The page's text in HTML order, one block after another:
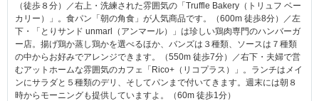
（徒歩８分）／右上・洗練された雰囲気の「Truffle Bakery（トリュフ ベー
カリー）」。食パン「朝の角食」が人気商品です。（600m 徒歩8分）／左
下・「とりサンド unmarl（アンマール）」は珍しい鶏肉専門のハンバーガ
ー店。揚げ鶏か蒸し鶏かを選べるほか、バンズは３種類、ソースは７種類
の中からお好みでアレンジできます。（550m 徒歩7分）／右下・夫婦で営
むアットホームな雰囲気のカフェ「Rico+（リコプラス）」。ランチはメイ
ンにサラダと５種類のデリ、そしてパンまで付いてきます。週末には朝８
時からモーニングも提供していますよ。（60m 徒歩1分）